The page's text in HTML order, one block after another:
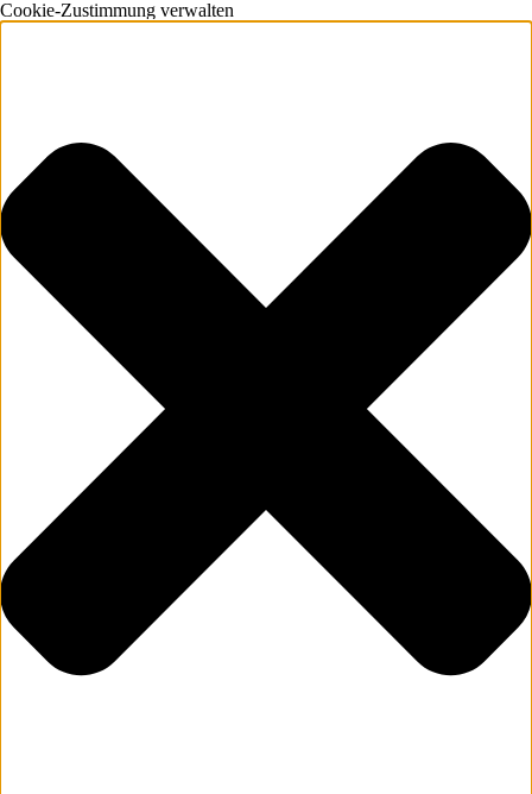
Cookie-Zustimmung verwalten